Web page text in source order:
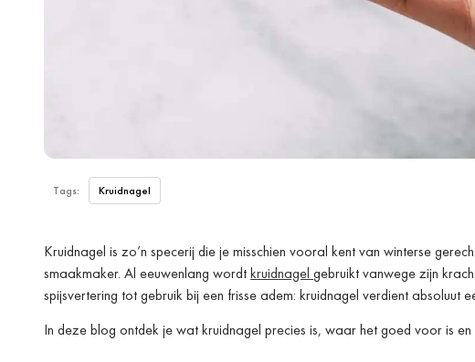
Tags: Kruidnagel
Kruidnagel is zo’n specerij die je misschien vooral kent van winterse
smaakmaker. Al eeuwenlang wordtkruidnagel gebruikt vanwege zijn
spijsvertering tot gebruik bij een frisse adem: kruidnagel verdient absoluut
In deze blog ontdek je wat kruidnagel precies is, waar het goed voor is